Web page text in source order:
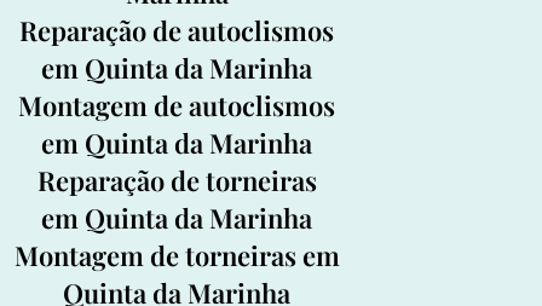
Reparação de autoclismos
em Quinta da Marinha
Montagem de autoclismos
em Quinta da Marinha
Reparação de torneiras
em Quinta da Marinha
Montagem de torneiras em
Quinta da Marinha